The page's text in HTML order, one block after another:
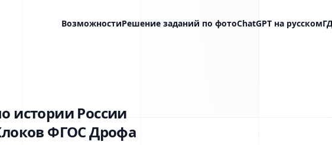
ВозможностиРешение заданий по фотоChatGPT на русском
истории России
ФГОС Дрофа